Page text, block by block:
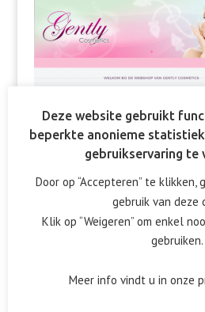
Reactie verzenden
Het e-mailadres wordt niet
zijn gemarkeerd met
Deze website gebruikt
beperkte anonieme
gebruikservaring te
Door op “Accepteren” te
gebruik van deze
Klik op “Weigeren” om enkel
gebruiken.
Meer info vindt u in onze